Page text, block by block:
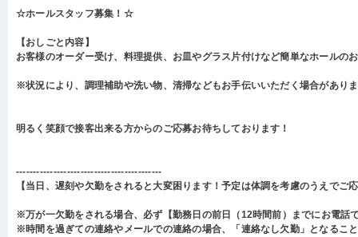
☆ホールスタッフ募集！☆
【おしごと内容】
お客様のオーダー受け、料理提供、お皿やグラス片付けなど簡単なホールの
※状況により、調理補助や洗い物、清掃などもお手伝いいただく場合があり
明るく笑顔で接客出来る方からのご応募お待ちしております！
-------------------------------------------
【当日、遅刻や欠勤をされると大変困ります！予定は体調を考慮のうえでご
※万が一欠勤をされる場合、必ず【勤務日の前日（12時間前）までにお電話
※時間を過ぎての連絡やメールでの連絡の場合、「連絡なし欠勤」となるこ